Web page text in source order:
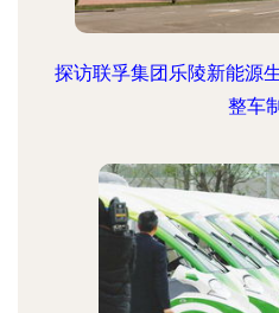
探访联孚集团乐陵新能源
整车